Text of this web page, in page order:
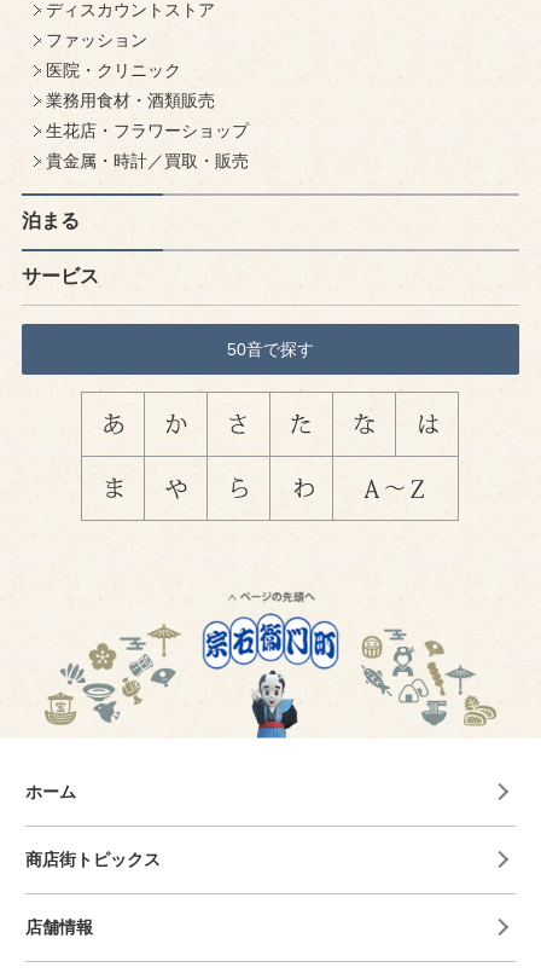
ディスカウントストア
ファッション
医院・クリニック
業務用食材・酒類販売
生花店・フラワーショップ
貴金属・時計／買取・販売
泊まる
サービス
50音で探す
ホーム
商店街トピックス
店舗情報